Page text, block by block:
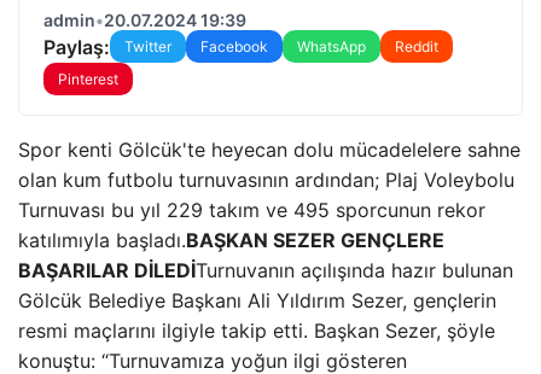
admin•20.07.2024 19:39
Paylaş: Twitter Facebook WhatsApp
Reddit
Pinterest
Spor kenti Gölcük'te heyecan dolu mücadelelere sahne
olan kum futbolu turnuvasının ardından; Plaj Voleybolu
Turnuvası bu yıl 229 takım ve 495 sporcunun rekor
katılımıyla başladı.BAŞKAN SEZER GENÇLERE
BAŞARILAR DİLEDİTurnuvanın açılışında hazır bulunan
Gölcük Belediye Başkanı Ali Yıldırım Sezer, gençlerin
resmi maçlarını ilgiyle takip etti. Başkan Sezer, şöyle
konuştu: “Turnuvamıza yoğun ilgi gösteren